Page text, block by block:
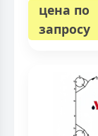
цена по
запросу